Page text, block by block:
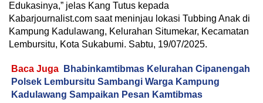
Edukasinya,” jelas Kang Tutus kepada
Kabarjournalist.com saat meninjau lokasi Tubbing Anak di
Kampung Kadulawang, Kelurahan Situmekar, Kecamatan
Lembursitu, Kota Sukabumi. Sabtu, 19/07/2025.
Baca Juga
Bhabinkamtibmas Kelurahan Cipanengah
Polsek Lembursitu Sambangi Warga Kampung
Kadulawang Sampaikan Pesan Kamtibmas